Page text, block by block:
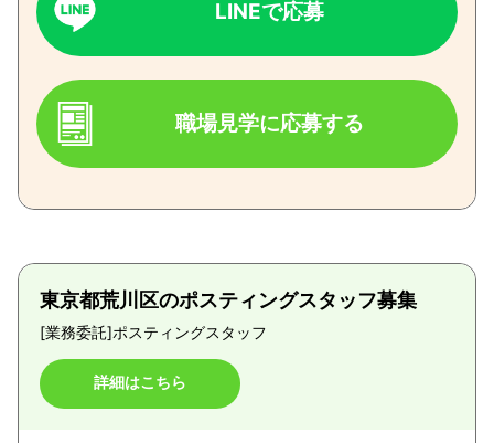
LINEで応募
職場見学に応募する
東京都荒川区のポスティングスタッフ募集
[業務委託]ポスティングスタッフ
詳細はこちら